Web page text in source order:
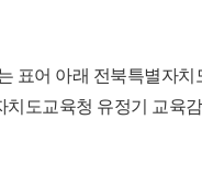
표어 아래 전북특별자
치도교육청 유정기 교육